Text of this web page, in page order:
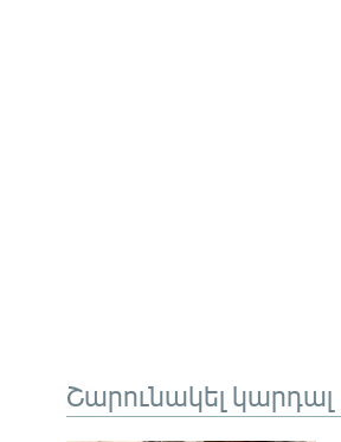
Շարունակել կարդալ